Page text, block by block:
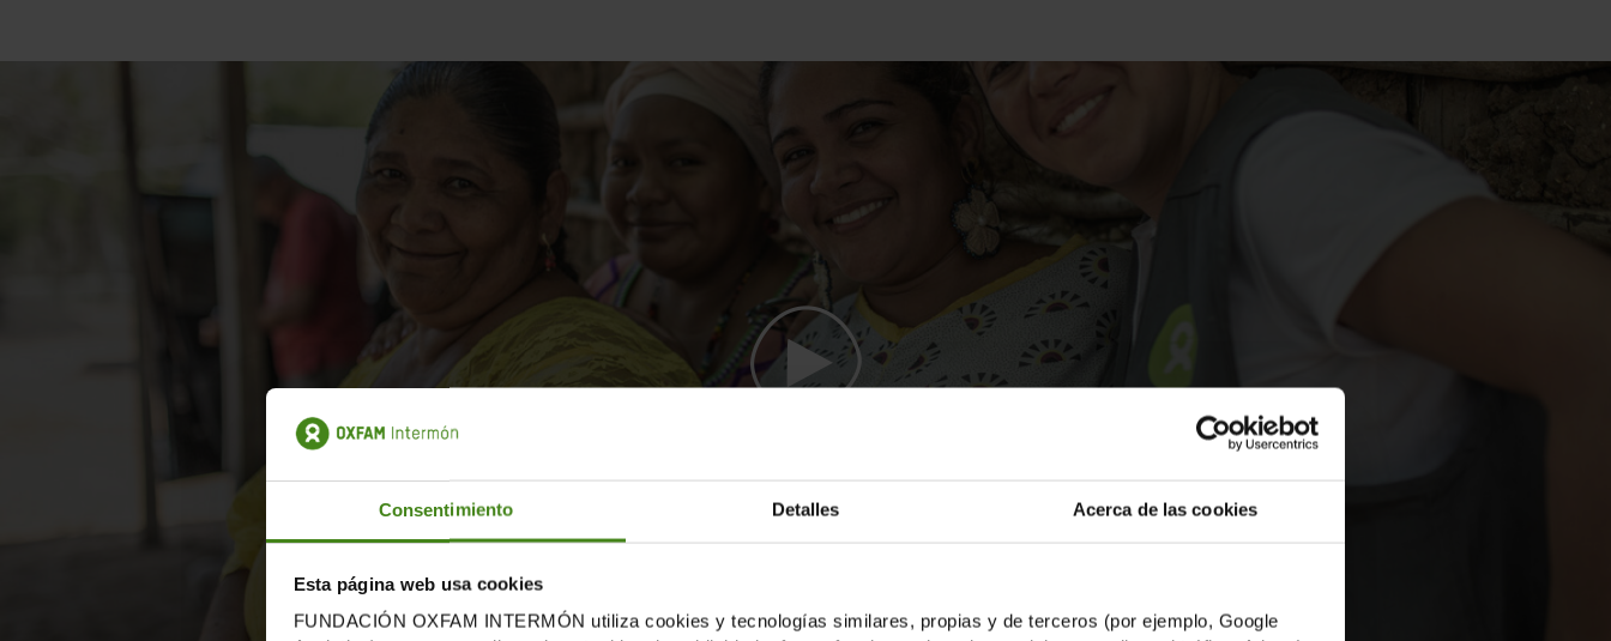
Consentimiento Detalles Acerca de las cookies
Esta página web usa cookies
FUNDACIÓN OXFAM INTERMÓN utiliza cookies y tecnologías similares, propias y de terceros (por ejemplo, Google